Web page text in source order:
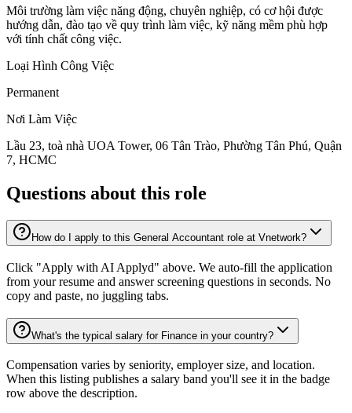
Môi trường làm việc năng động, chuyên nghiệp, có cơ hội được
hướng dẫn, đào tạo về quy trình làm việc, kỹ năng mềm phù hợp
với tính chất công việc.
Loại Hình Công Việc
Permanent
Nơi Làm Việc
Lầu 23, toà nhà UOA Tower, 06 Tân Trào, Phường Tân Phú, Quận
7, HCMC
Questions about this role
How do I apply to this General Accountant role at Vnetwork?
Click "Apply with AI Applyd" above. We auto-fill the application
from your resume and answer screening questions in seconds. No
copy and paste, no juggling tabs.
What's the typical salary for Finance in your country?
Compensation varies by seniority, employer size, and location.
When this listing publishes a salary band you'll see it in the badge
row above the description.